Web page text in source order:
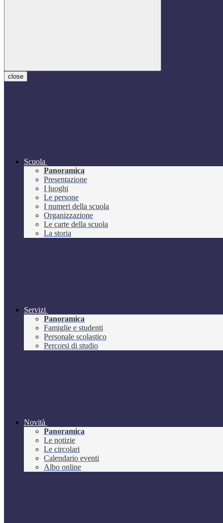
close
Scuola
Panoramica
Presentazione
I luoghi
Le persone
I numeri della scuola
Organizzazione
Le carte della scuola
La storia
Servizi
Panoramica
Famiglie e studenti
Personale scolastico
Percorsi di studio
Novità
Panoramica
Le notizie
Le circolari
Calendario eventi
Albo online